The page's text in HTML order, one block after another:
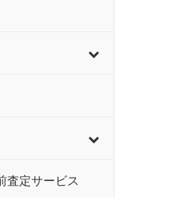
査定サービス